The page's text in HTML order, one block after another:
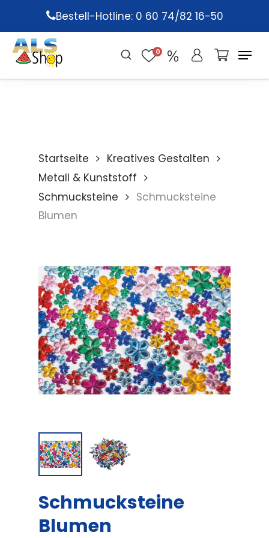
main
content
Bestell-Hotline: 0 60 74/82 16-50
0
Startseite
Kreatives Gestalten
Metall & Kunststoff
Schmucksteine
Schmucksteine
Blumen
Schmucksteine
Blumen